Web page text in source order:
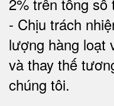
- Chịu trách
lượng hàng loạt
và thay thế
chúng tôi.